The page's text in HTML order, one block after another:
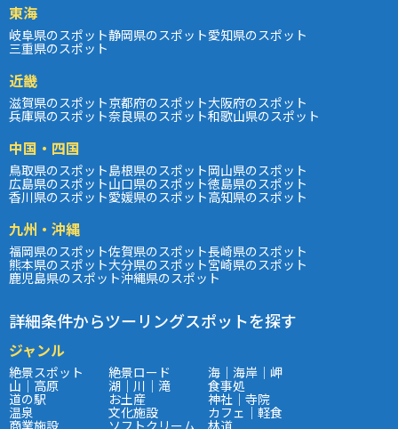
東海
岐阜県のスポット静岡県のスポット愛知県のスポット
三重県のスポット
近畿
滋賀県のスポット京都府のスポット大阪府のスポット
兵庫県のスポット奈良県のスポット和歌山県のスポット
中国・四国
鳥取県のスポット島根県のスポット岡山県のスポット
広島県のスポット山口県のスポット徳島県のスポット
香川県のスポット愛媛県のスポット高知県のスポット
九州・沖縄
福岡県のスポット佐賀県のスポット長崎県のスポット
熊本県のスポット大分県のスポット宮崎県のスポット
鹿児島県のスポット沖縄県のスポット
詳細条件からツーリングスポットを探す
ジャンル
絶景スポット 絶景ロード 海｜海岸｜岬
山｜高原 湖｜川｜滝 食事処
道の駅 お土産 神社｜寺院
温泉 文化施設 カフェ｜軽食
商業施設 ソフトクリーム 林道